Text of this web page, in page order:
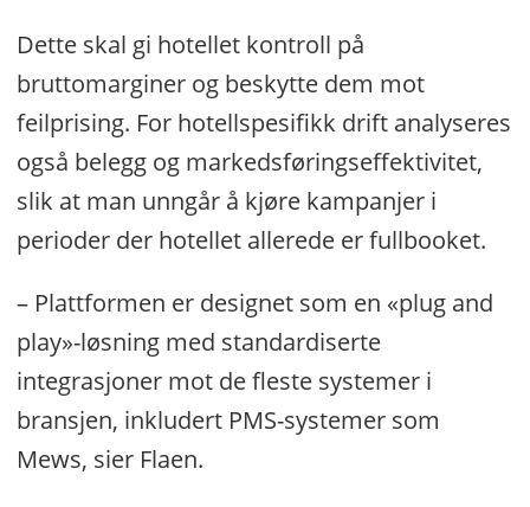
Dette skal gi hotellet kontroll på
bruttomarginer og beskytte dem mot
feilprising. For hotellspesifikk drift analyseres
også belegg og markedsføringseffektivitet,
slik at man unngår å kjøre kampanjer i
perioder der hotellet allerede er fullbooket.
– Plattformen er designet som en «plug and
play»-løsning med standardiserte
integrasjoner mot de fleste systemer i
bransjen, inkludert PMS-systemer som
Mews, sier Flaen.